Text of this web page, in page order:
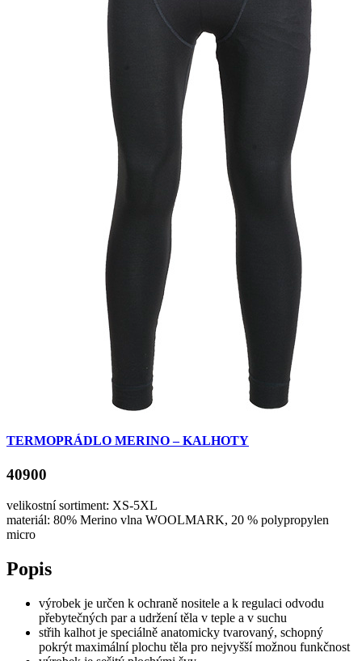
TERMOPRÁDLO MERINO – KALHOTY
40900
velikostní sortiment: XS-5XL
materiál: 80% Merino vlna WOOLMARK, 20 % polypropylen
micro
Popis
výrobek je určen k ochraně nositele a k regulaci odvodu
přebytečných par a udržení těla v teple a v suchu
střih kalhot je speciálně anatomicky tvarovaný, schopný
pokrýt maximální plochu těla pro nejvyšší možnou funkčnost